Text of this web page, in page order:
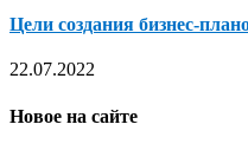
Цели создания бизнес-
22.07.2022
Новое на сайте